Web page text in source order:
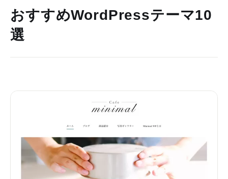
おすすめWordPressテーマ10
選